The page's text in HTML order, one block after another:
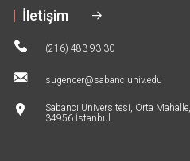
İletişim
(216) 483 93 30
sugender@sabanciuniv.edu
Sabancı Üniversitesi, Orta
34956 İstanbul